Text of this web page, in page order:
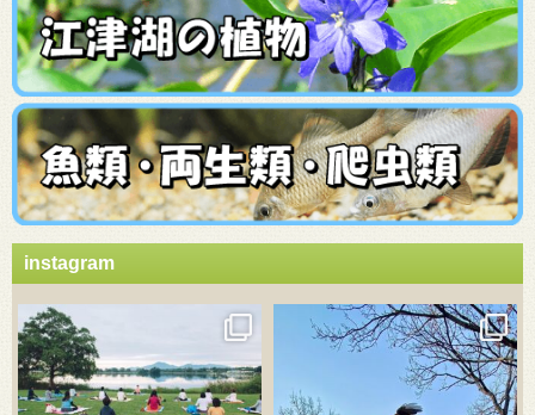
instagram
3月 18